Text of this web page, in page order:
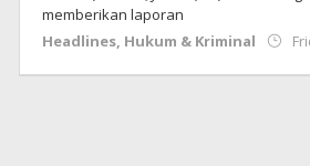
memberikan laporan
Headlines, Hukum & Kriminal